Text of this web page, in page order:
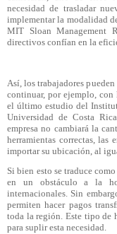
necesidad de trasladar
implementar la modalidad
MIT Sloan Management
directivos confían en la
Así, los trabajadores
continuar, por ejemplo, con
el último estudio del
Universidad de Costa
empresa no cambiará la
herramientas correctas, las
importar su ubicación, al
Si bien esto se traduce
en un obstáculo a la
internacionales. Sin
permiten hacer pagos
toda la región. Este tipo de
para suplir esta necesidad.